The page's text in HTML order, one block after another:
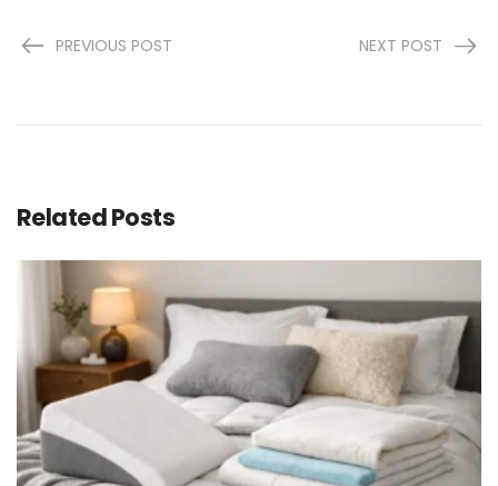
PREVIOUS POST NEXT POST
Related Posts